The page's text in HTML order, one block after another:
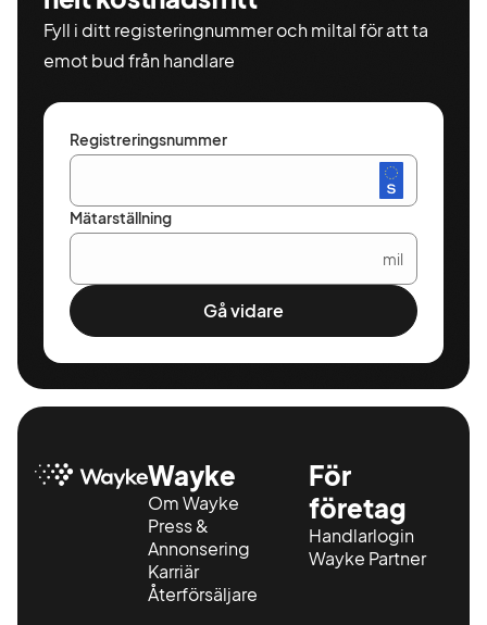
Fyll i ditt registeringnummer och miltal för att ta
emot bud från handlare
Registreringsnummer
Mätarställning
mil
Gå vidare
Wayke
Om Wayke
Press &
Annonsering
Karriär
Återförsäljare
För
företag
Handlarlogin
Wayke Partner